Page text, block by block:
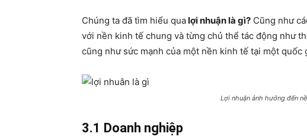
Chúng ta đã tìm hiểu qualợi nhuận là gì? Cũng như
với nền kinh tế chung và từng chủ thể tác động như
cũng như sức mạnh của một nền kinh tế tại một quốc
Lợi nhuận ảnh hưởng đến
3.1 Doanh nghiệp